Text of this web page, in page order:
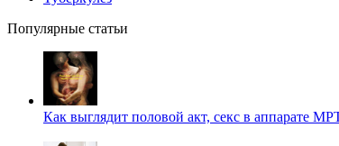
Популярные статьи
Как выглядит половой акт, секс в аппарате